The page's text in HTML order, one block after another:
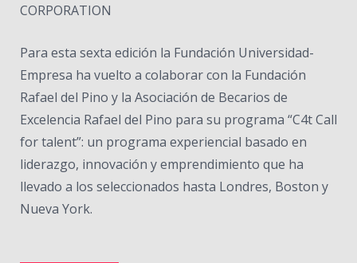
CORPORATION
Para esta sexta edición la Fundación Universidad-
Empresa ha vuelto a colaborar con la Fundación
Rafael del Pino y la Asociación de Becarios de
Excelencia Rafael del Pino para su programa “C4t Call
for talent”: un programa experiencial basado en
liderazgo, innovación y emprendimiento que ha
llevado a los seleccionados hasta Londres, Boston y
Nueva York.